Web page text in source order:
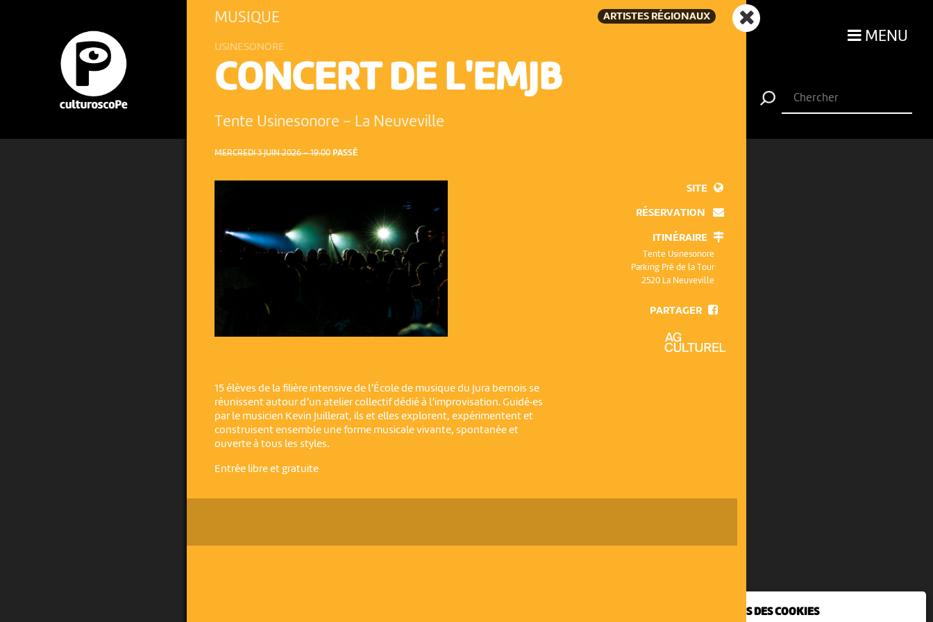
NOUS UTILISONS DES COOKIES
MENU
MERCREDI 3 JUIN 2026 – 19:00 PASSÉ
ARTISTES RÉGIONAUX
MUSIQUE
USINESONORE
CONCERT DE L'EMJB
Tente Usinesonore - La Neuveville
15 élèves de la filière intensive de l’École de musique du Jura bernois se
réunissent autour d’un atelier collectif dédié à l’improvisation. Guidé·es
par le musicien Kevin Juillerat, ils et elles explorent, expérimentent et
construisent ensemble une forme musicale vivante, spontanée et
ouverte à tous les styles.
Entrée libre et gratuite
SITE
RÉSERVATION
ITINÉRAIRE
Tente Usinesonore
Parking Pré de la Tour
2520 La Neuveville
PARTAGER